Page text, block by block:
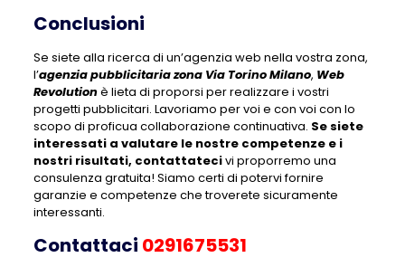
Conclusioni
Se siete alla ricerca di un’agenzia web nella vostra zona,
l’agenzia pubblicitaria zona Via Torino Milano, Web
Revolutionè lieta di proporsi per realizzare i vostri
progetti pubblicitari. Lavoriamo per voi e con voi con lo
scopo di proficua collaborazione continuativa. Se siete
interessati a valutare le nostre competenze e i
nostri risultati, contattatecivi proporremo una
consulenza gratuita! Siamo certi di potervi fornire
garanzie e competenze che troverete sicuramente
interessanti.
Contattaci 0291675531